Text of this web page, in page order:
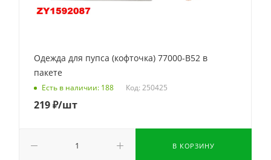
Одежда для пупса (кофточка) 77000-B52 в
пакете
Есть в наличии: 188 Код: 250425
219₽/шт
В КОРЗИНУ